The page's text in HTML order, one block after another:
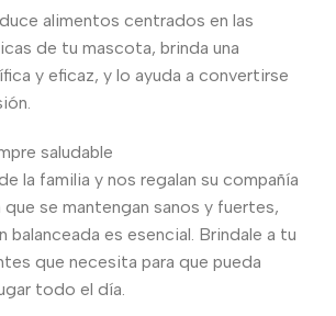
alimentos centrados en las
de tu mascota, brinda una
y eficaz, y lo ayuda a convertirse
saludable
la familia y nos regalan su compañía
que se mantengan sanos y fuertes,
balanceada es esencial. Brindale a tu
que necesita para que pueda
todo el día.